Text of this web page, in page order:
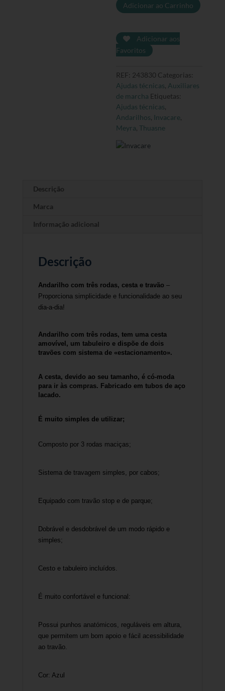
Andarilho
rodas,
cesta
e
Adicionar ao Carrinho
Adicionar aos
Favoritos
REF: 243830 Categorias:
Ajudas técnicas, Auxiliares
de marcha Etiquetas:
Ajudas técnicas,
Andarilhos, Invacare,
Meyra,Thuasne
Descrição
Marca
Informação adicional
Descrição
Andarilho com três rodas, cesta e travão –
Proporciona simplicidade e funcionalidade ao seu
dia-a-dia!
Andarilho com três rodas, tem uma cesta
amovível, um tabuleiro e dispõe de dois
travões com sistema de «estacionamento».
A cesta, devido ao seu tamanho, é có-moda
para ir às compras. Fabricado em tubos de aço
lacado.
É muito simples de utilizar;
Composto por 3 rodas maciças;
Sistema de travagem simples, por cabos;
Equipado com travão stop e de parque;
Dobrável e desdobrável de um modo rápido e
simples;
Cesto e tabuleiro incluídos.
É muito confortável e funcional:
Possui punhos anatómicos, reguláveis em altura,
que permitem um bom apoio e fácil acessibilidade
ao travão.
Cor: Azul